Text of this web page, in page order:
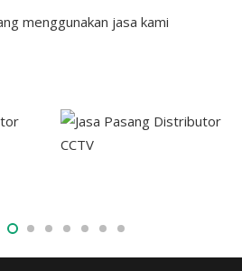
menggunakan jasa kami